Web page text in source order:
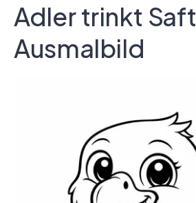
Adler trinkt Saft
Ausmalbild